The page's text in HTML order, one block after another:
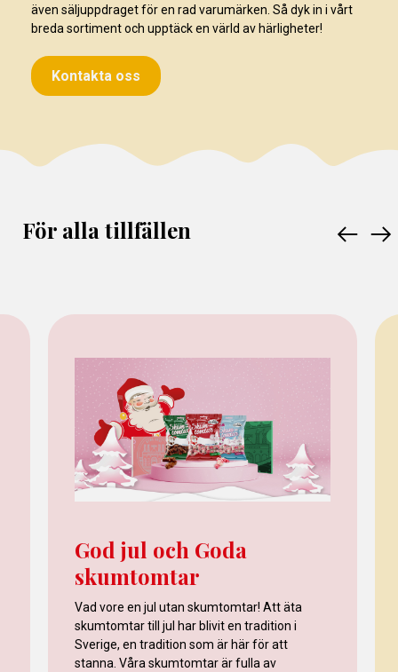
även säljuppdraget för en rad varumärken. Så dyk in i vårt
breda sortiment och upptäck en värld av härligheter!
Kontakta oss
För alla tillfällen
God jul och Goda
skumtomtar
Vad vore en jul utan skumtomtar! Att äta
skumtomtar till jul har blivit en tradition i
Sverige, en tradition som är här för att
stanna. Våra skumtomtar är fulla av